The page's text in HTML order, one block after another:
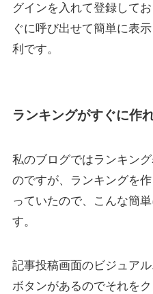
グインを入れて登録して
ぐに呼び出せて簡単に表
利です。
ランキングがすぐに作
私のブログではランキン
のですが、ランキングを
っていたので、こんな簡
す。
記事投稿画面のビジュア
ボタンがあるのでそれをク